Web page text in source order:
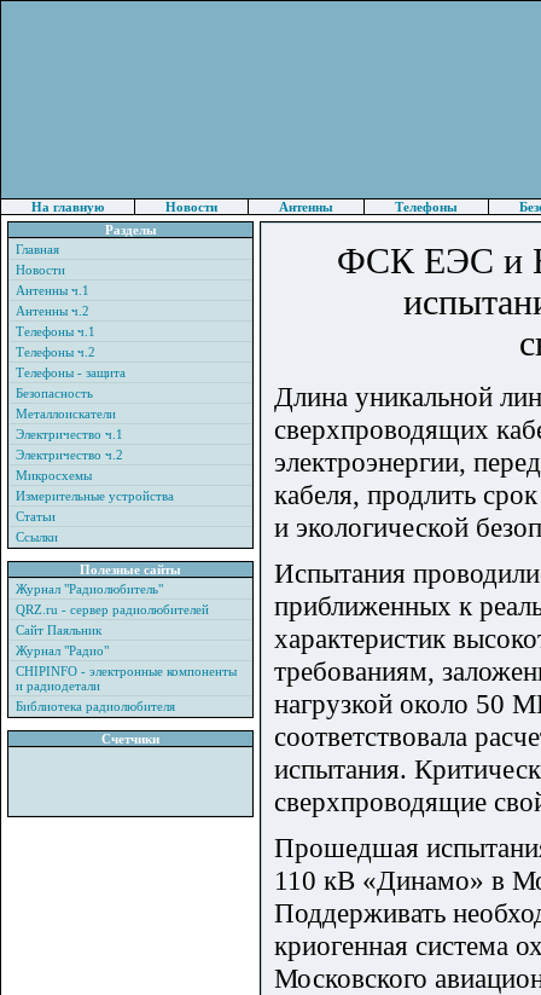
На главную Новости Антенны Телефоны
Разделы
Главная
Новости
Антенны ч.1
Антенны ч.2
Телефоны ч.1
Телефоны ч.2
Телефоны - защита
Безопасность
Металлоискатели
Электричество ч.1
Электричество ч.2
Микросхемы
Измерительные устройства
Статьи
Ссылки
Полезные сайты
Журнал "Радиолюбитель"
QRZ.ru - сервер радиолюбителей
Сайт Паяльник
Журнал "Радио"
CHIPINFO - электронные компоненты
и радиодетали
Библиотека радиолюбителя
Счетчики
ФСК ЕЭС и
Длина уникальной
сверхпроводящих
электроэнергии,
кабеля, продлить
и экологической
Испытания
приближенных к
характеристик
требованиям,
нагрузкой около 50
соответствовала
испытания.
сверхпроводящие
Прошедшая
110 кВ «Динамо» в
Поддерживать
криогенная система
Московского